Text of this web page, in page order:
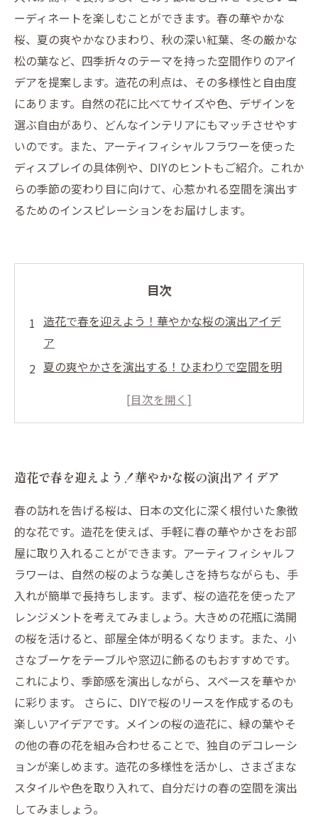
ーディネートを楽しむことができます。春の華やかな
桜、夏の爽やかなひまわり、秋の深い紅葉、冬の厳かな
松の葉など、四季折々のテーマを持った空間作りのアイ
デアを提案します。造花の利点は、その多様性と自由度
にあります。自然の花に比べてサイズや色、デザインを
選ぶ自由があり、どんなインテリアにもマッチさせやす
いのです。また、アーティフィシャルフラワーを使った
ディスプレイの具体例や、DIYのヒントもご紹介。これか
らの季節の変わり目に向けて、心惹かれる空間を演出す
るためのインスピレーションをお届けします。
目次
造花で春を迎えよう！華やかな桜の演出アイデ
ア
夏の爽やかさを演出する！ひまわりで空間を明
秋の深い紅葉で心温まる空間を作る
ート
DIYで楽しむ！アーティフィシャルフラワーの活
用法
季節の変わり目にぴったりな空間演出のヒント
造花で春を迎えよう！華やかな桜の演出アイデア
春の訪れを告げる桜は、日本の文化に深く根付いた象徴
的な花です。造花を使えば、手軽に春の華やかさをお部
屋に取り入れることができます。アーティフィシャルフ
ラワーは、自然の桜のような美しさを持ちながらも、手
入れが簡単で長持ちします。まず、桜の造花を使ったア
レンジメントを考えてみましょう。大きめの花瓶に満開
の桜を活けると、部屋全体が明るくなります。また、小
さなブーケをテーブルや窓辺に飾るのもおすすめです。
これにより、季節感を演出しながら、スペースを華やか
に彩ります。 さらに、DIYで桜のリースを作成するのも
楽しいアイデアです。メインの桜の造花に、緑の葉やそ
の他の春の花を組み合わせることで、独自のデコレーシ
ョンが楽しめます。造花の多様性を活かし、さまざまな
スタイルや色を取り入れて、自分だけの春の空間を演出
してみましょう。